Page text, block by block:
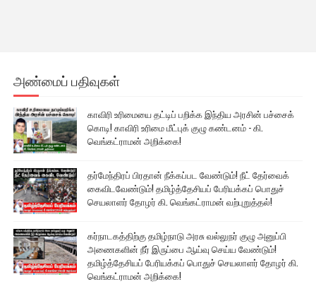
அண்மைப் பதிவுகள்
காவிரி உரிமையை தட்டிப் பறிக்க இந்திய அரசின் பச்சைக்
கொடி! காவிரி உரிமை மீட்புக் குழு கண்டனம் - கி.
வெங்கட்ராமன் அறிக்கை!
தர்மேந்திரப் பிரதான் நீக்கப்பட வேண்டும்! நீட் தேர்வைக்
கைவிடவேண்டும்! தமிழ்த்தேசியப் பேரியக்கப் பொதுச்
செயலாளர் தோழர் கி. வெங்கட்ராமன் வற்புறுத்தல்!
கர்நாடகத்திற்கு தமிழ்நாடு அரசு வல்லுநர் குழு அனுப்பி
அணைகளின் நீர் இருப்பை ஆய்வு செய்ய வேண்டும்!
தமிழ்த்தேசியப் பேரியக்கப் பொதுச் செயலாளர் தோழர் கி.
வெங்கட்ராமன் அறிக்கை!